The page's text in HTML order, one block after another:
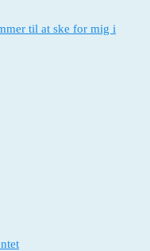
til at ske for mig i